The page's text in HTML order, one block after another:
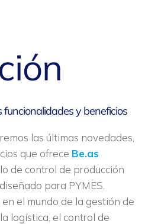
y beneficios
las últimas novedades,
que ofrece Be.as
de control de producción
para PYMES.
el mundo de la gestión de
logística, el control de